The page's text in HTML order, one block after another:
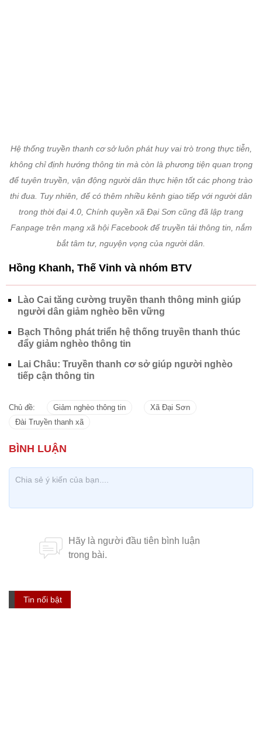
Hệ thống truyền thanh cơ sở luôn phát huy vai trò trong thực tiễn,
không chỉ định hướng thông tin mà còn là phương tiện quan trọng
để tuyên truyền, vận động người dân thực hiện tốt các phong trào
thi đua. Tuy nhiên, để có thêm nhiều kênh giao tiếp với người dân
trong thời đại 4.0, Chính quyền xã Đại Sơn cũng đã lập trang
Fanpage trên mạng xã hội Facebook để truyền tải thông tin, nắm
bắt tâm tư, nguyện vọng của người dân.
Hồng Khanh, Thế Vinh và nhóm BTV
Lào Cai tăng cường truyền thanh thông minh giúp
người dân giảm nghèo bền vững
Bạch Thông phát triển hệ thống truyền thanh thúc
đẩy giảm nghèo thông tin
Lai Châu: Truyền thanh cơ sở giúp người nghèo
tiếp cận thông tin
Chủ đề: Giảm nghèo thông tin
Xã Đại Sơn
Đài Truyền thanh xã
Tin nổi bật